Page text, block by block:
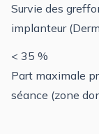
Survie des
implanteur
< 35 %
Part maximale
séance (zone